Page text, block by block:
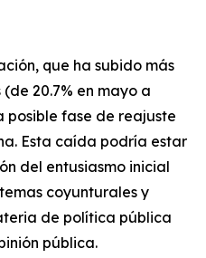
que ha subido más
(de 20.7% en mayo a
posible fase de reajuste
Esta caída podría estar
del entusiasmo inicial
coyunturales y
de política pública
pública.